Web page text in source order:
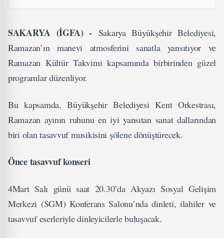
SAKARYA (İGFA) - Sakarya Büyükşehir Belediyesi,
Ramazan’ın manevi atmosferini sanatla yansıtıyor ve
Ramazan Kültür Takvimi kapsamında birbirinden güzel
programlar düzenliyor.
Bu kapsamda, Büyükşehir Belediyesi Kent Orkestrası,
Ramazan ayının ruhunu en iyi yansıtan sanat dallarından
biri olan tasavvuf musikisini şölene dönüştürecek.
Önce tasavvuf konseri
4Mart Salı günü saat 20.30’da Akyazı Sosyal Gelişim
Merkezi (SGM) Konferans Salonu’nda dinleti, ilahiler ve
tasavvuf eserleriyle dinleyicilerle buluşacak.